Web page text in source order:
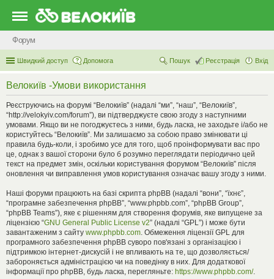
Форум
Швидкий доступ Допомога Вхід
Реєстрація
Пошук
Велокиїв -Умови використання
Реєструючись на форумі “Велокиїв” (надалі “ми”, “наш”, “Велокиїв”,
“http://velokyiv.com/forum”), ви підтверджуєте свою згоду з наступними
умовами. Якщо ви не погоджуєтесь з ними, будь ласка, не заходьте і/або не
користуйтесь “Велокиїв”. Ми залишаємо за собою право змінювати ці
правила будь-коли, і зробимо усе для того, щоб проінформувати вас про
це, однак з вашої сторони було б розумно переглядати періодично цей
текст на предмет змін, оскільки користування форумом “Велокиїв” після
оновлення чи виправлення умов користування означає вашу згоду з ними.
Наші форуми працюють на базі скрипта phpBB (надалі “вони”, “їхнє”,
“програмне забезпечення phpBB”, “www.phpbb.com”, “phpBB Group”,
“phpBB Teams”), яке є рішенням для створення форумів, яке випущене за
ліцензією “GNU General Public License v2” (надалі “GPL”) і може бути
завантаженим з сайту www.phpbb.com. Обмеження ліцензії GPL для
програмного забезпечення phpBB суворо пов'язані з організацією і
підтримкою інтернет-дискусій і не впливають на те, що дозволяється/
забороняється адміністрацією чи на поведінку в них. Для додаткової
інформації про phpBB, будь ласка, перегляньте: https://www.phpbb.com/.